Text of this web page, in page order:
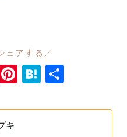
ェアする／
Pinterest
Hatena
キ